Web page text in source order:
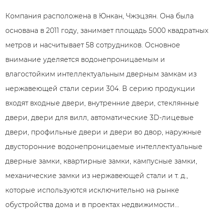
Компания расположена в Юнкан, Чжэцзян. Она была
основана в 2011 году, занимает площадь 5000 квадратных
метров и насчитывает 58 сотрудников.Основное
внимание уделяется водонепроницаемым и
влагостойким интеллектуальным дверным замкам из
нержавеющей стали серии 304. В серию продукции
входят входные двери, внутренние двери, стеклянные
двери, двери для вилл, автоматические 3D-лицевые
двери, профильные двери и двери во двор, наружные
двусторонние водонепроницаемые интеллектуальные
дверные замки, квартирные замки, кампусные замки,
механические замки из нержавеющей стали и т. д.,
которые используются исключительно на рынке
обустройства дома и в проектах недвижимости...